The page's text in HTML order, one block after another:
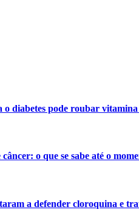
o diabetes pode roubar
o que se sabe até o
a defender cloroquina e